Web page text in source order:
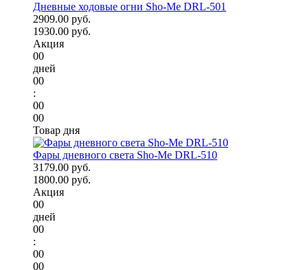
Дневные ходовые огни Sho-Me DRL-501
2909.00 руб.
1930.00 руб.
Акция
00
дней
00
:
00
00
Товар дня
Фары дневного света Sho-Me DRL-510
3179.00 руб.
1800.00 руб.
Акция
00
дней
00
:
00
00